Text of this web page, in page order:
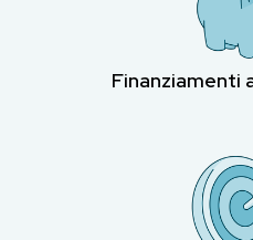
Finanziamenti